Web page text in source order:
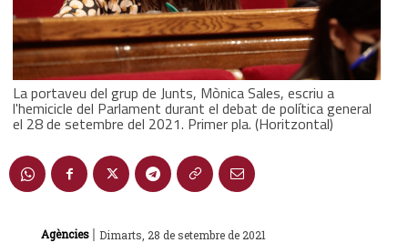
La portaveu del grup de Junts, Mònica Sales, escriu a
l'hemicicle del Parlament durant el debat de política general
el 28 de setembre del 2021. Primer pla. (Horitzontal)
Agències | Dimarts, 28 de setembre de 2021